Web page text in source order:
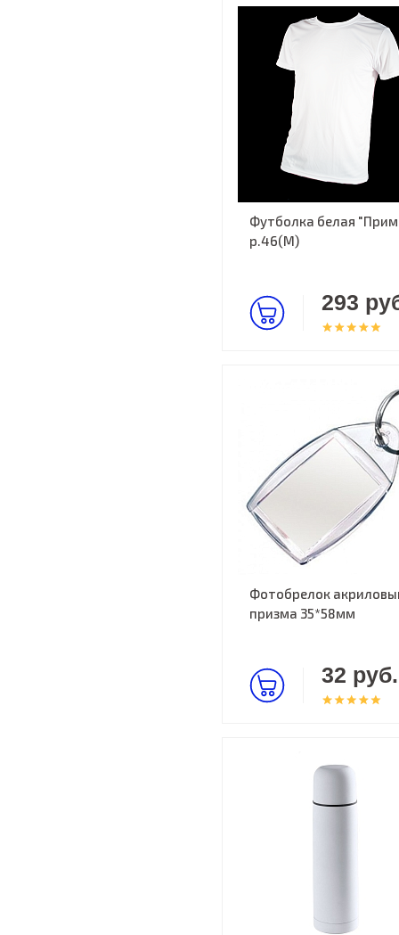
Футболка белая
р.46(M)
293
Фотобрелок
призма 35*58мм
32 руб.